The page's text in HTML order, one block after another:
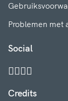
Problemen met
Social
Credits